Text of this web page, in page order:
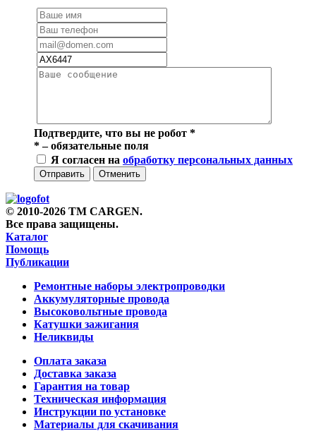
Подтвердите, что вы не робот *
*– обязательные поля
Я согласен на обработку персональных данных
Отправить Отменить
© 2010-2026 TM CARGEN.
Все права защищены.
Каталог
Помощь
Публикации
Ремонтные наборы электропроводки
Аккумуляторные провода
Высоковольтные провода
Катушки зажигания
Неликвиды
Оплата заказа
Доставка заказа
Гарантия на товар
Техническая информация
Инструкции по установке
Материалы для скачивания